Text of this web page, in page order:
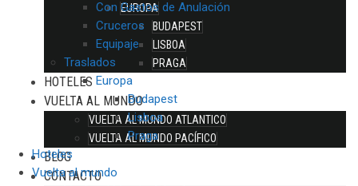
EUROPA
BUDAPEST
LISBOA
PRAGA
HOTELES
VUELTA AL MUNDO
VUELTA AL MUNDO ATLANTICO
VUELTA AL MUNDO PACÍFICO
BLOG
CONTACTO
Con Gastos de Anulación
Cruceros
Equipaje
Traslados
Europa
Budapest
Lisboa
Praga
Hoteles
Vuelta al mundo